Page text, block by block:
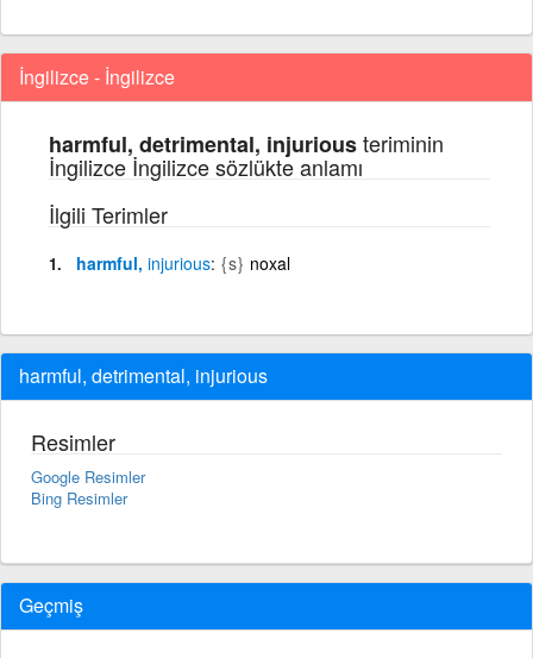
İngilizce - İngilizce
harmful, detrimental, injuriousteriminin
İngilizce İngilizce sözlükte anlamı
İlgili Terimler
harmful, injurious {s} noxal
harmful, detrimental, injurious
Resimler
Google Resimler
Bing Resimler
Geçmiş